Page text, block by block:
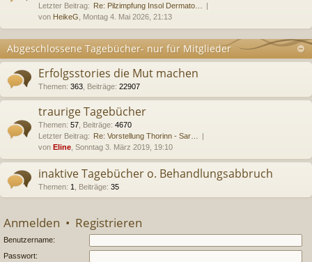
Letzter Beitrag: Re: Pilzimpfung Insol Dermato…
von HeikeG , Montag 4. Mai 2026, 21:13
Abgeschlossene Tagebücher- nur für Mitglieder
Erfolgsstories die Mut machen
Themen: 363 Beiträge: 22907
traurige Tagebücher
Themen: 57 Beiträge: 4670
Letzter Beitrag: Re: Vorstellung Thorinn - Sar…
von Eline , Sonntag 3. März 2019, 19:10
inaktive Tagebücher o. Behandlungsabbruch
Themen: 1 Beiträge: 35
Anmelden • Registrieren
Benutzername:
Passwort: